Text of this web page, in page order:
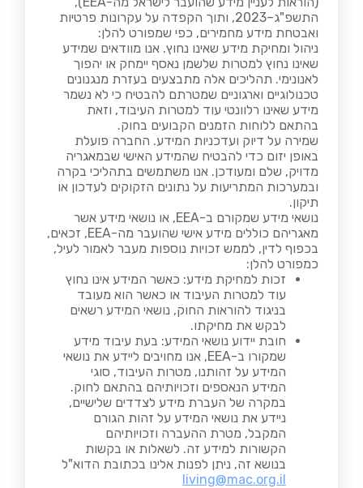
התשפ"ג–2023, ותוך הקפדה על עקרונות פרטיות
ואבטחת מידע מחמירים, כפי שמפורט להלן:
ניהול ומחיקת מידע שאינו נחוץ. אנו מוודאים שמידע
שאינו נחוץ למטרות שלשמן נאסף יימחק או יהפוך
לאנונימי. תהליכים אלה מתבצעים בעזרת מנגנונים
טכנולוגיים וארגוניים שמטרתם להבטיח כי לא נשמר
מידע שאינו רלוונטי עוד למטרות העיבוד, וזאת
בהתאם ללוחות הזמנים הקבועים בחוק.
שמירה על דיוק ועדכניות המידע. החברה פועלת
באופן יזום כדי להבטיח שהמידע האישי שבמאגריה
מדויק, שלם ומעודכן. אנו משתמשים בתהליכי בקרה
ובמערכות המתריעות על נתונים הזקוקים לעדכון או
תיקון.
נושאי מידע שמקורם ב-EEA, או נושאי מידע אשר
מאגריהם כוללים מידע אישי שהועבר מה-EEA, זכאים,
בכפוף לדין, לממש זכויות נוספות מעבר לאמור לעיל,
כמפורט להלן:
זכות למחיקת מידע: כאשר המידע אינו נחוץ
עוד למטרות העיבוד או כאשר הוא מעובד
בניגוד להוראות החוק, נושאי המידע רשאים
לבקש את מחיקתו.
חובת יידוע נושאי המידע: בעת עיבוד מידע
שמקורו ב-EEA, אנו מחויבים ליידע את נושאי
המידע על זהותנו, מטרות העיבוד, סוגי
המידע הנאספים וזכויותיהם בהתאם לחוק.
במקרה של העברת מידע לצדדים שלישיים,
ניידע את נושאי המידע על זהות הגורם
המקבל, מטרת ההעברה וזכויותיהם
הקשורות למידע זה. לשאלות או בקשות
בנושא זה, ניתן לפנות אלינו בכתובת הדוא"ל
living@mac.org.il